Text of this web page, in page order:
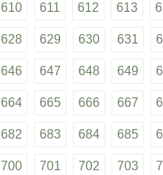
610 611 612 613
628 629 630 631
646 647 648 649
664 665 666 667
682 683 684 685
700 701 702 703